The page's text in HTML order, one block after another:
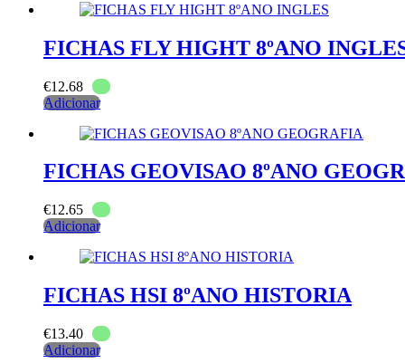
FICHAS FLY HIGHT 8ºANO
€12.68
Adicionar
FICHAS GEOVISAO 8ºANO
€12.65
Adicionar
FICHAS HSI 8ºANO HISTORIA
€13.40
Adicionar